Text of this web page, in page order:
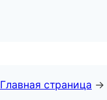
Главная страница →